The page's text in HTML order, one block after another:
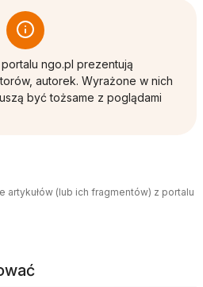
ngo.pl prezentują
autorek. Wyrażone w nich
być tożsame z poglądami
artykułów (lub ich fragmentów) z portalu